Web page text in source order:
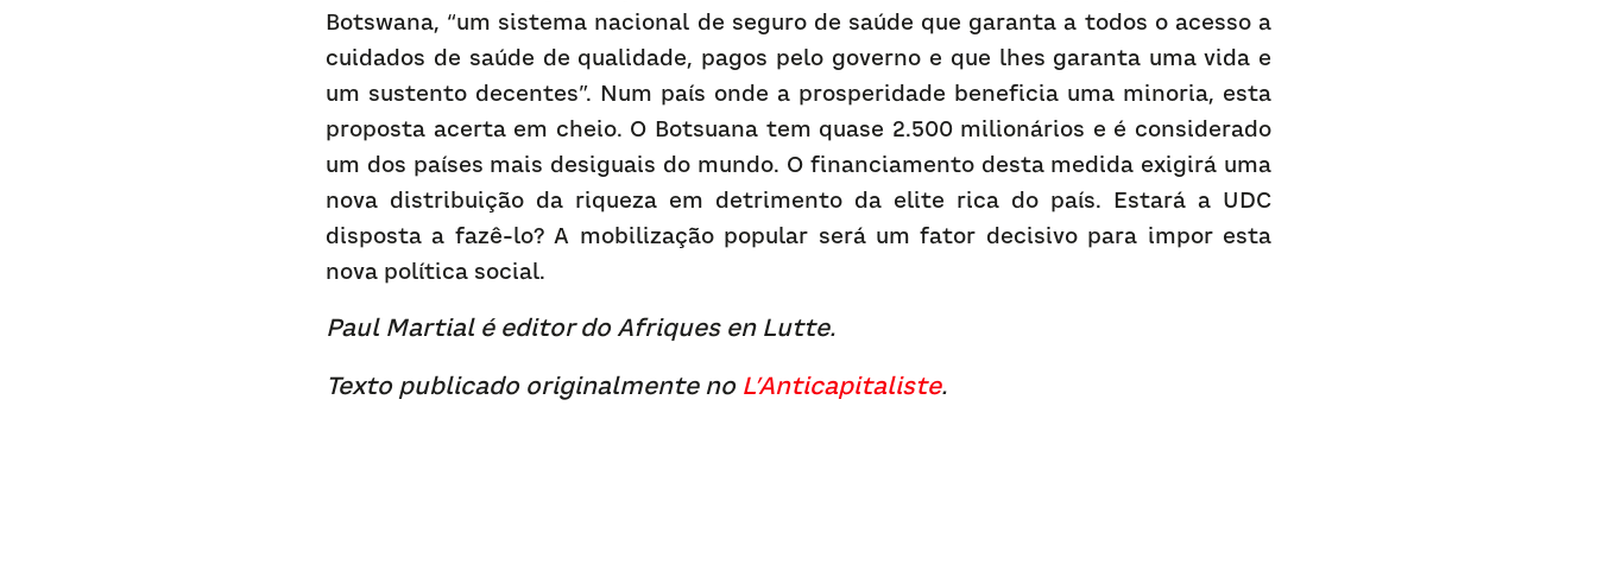
Botswana, “um sistema nacional de seguro de saúde que garanta a todos o acesso a
cuidados de saúde de qualidade, pagos pelo governo e que lhes garanta uma vida e
um sustento decentes”. Num país onde a prosperidade beneficia uma minoria, esta
proposta acerta em cheio. O Botsuana tem quase 2.500 milionários e é considerado
um dos países mais desiguais do mundo. O financiamento desta medida exigirá uma
nova distribuição da riqueza em detrimento da elite rica do país. Estará a UDC
disposta a fazê-lo? A mobilização popular será um fator decisivo para impor esta
nova política social.
Paul Martial é editor do Afriques en Lutte.
Texto publicado originalmente no L’Anticapitaliste.